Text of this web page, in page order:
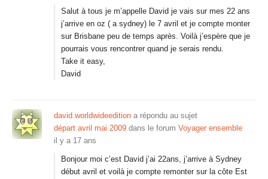
Salut à tous je m’appelle David je vais sur mes 22 ans
j’arrive en oz ( a sydney) le 7 avril et je compte monter
sur Brisbane peu de temps après. Voilà j’espère que je
pourrais vous rencontrer quand je serais rendu.
Take it easy,
David
david.worldwideedition a répondu au sujet
départ avril mai 2009 dans le forum Voyager ensemble
il y a 17 ans
Bonjour moi c’est David j’ai 22ans, j’arrive à Sydney
début avril et voilà je compte remonter sur la côte Est